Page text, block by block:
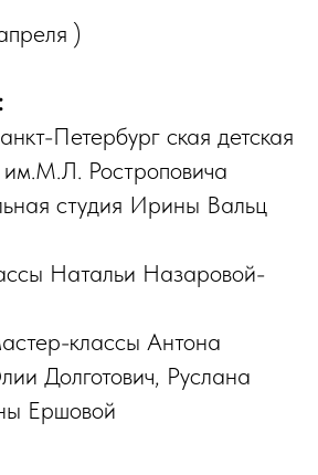
)
Петербург ская детская
им.М.Л. Ростроповича
студия Ирины Вальц
Натальи Назаровой-
классы Антона
Долготович, Руслана
Ершовой